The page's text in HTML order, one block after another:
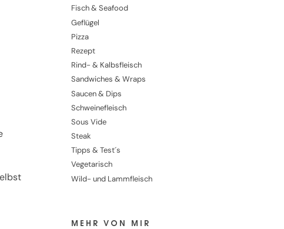
Fisch & Seafood
Geflügel
Pizza
Rezept
Rind- & Kalbsfleisch
Sandwiches & Wraps
Saucen & Dips
Schweinefleisch
Sous Vide
Steak
Tipps & Test´s
Vegetarisch
Wild- und Lammfleisch
MEHR VON MIR